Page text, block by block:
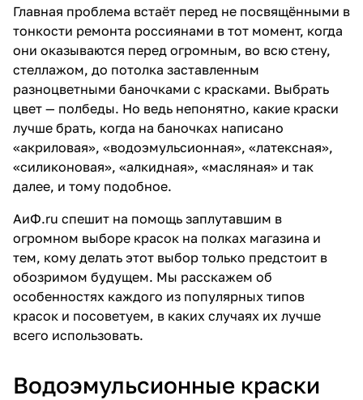
Главная проблема встаёт перед не посвящёнными в
тонкости ремонта россиянами в тот момент, когда
они оказываются перед огромным, во всю стену,
стеллажом, до потолка заставленным
разноцветными баночками с красками. Выбрать
цвет — полбеды. Но ведь непонятно, какие краски
лучше брать, когда на баночках написано
«акриловая», «водоэмульсионная», «латексная»,
«силиконовая», «алкидная», «масляная» и так
далее, и тому подобное.
АиФ.ru спешит на помощь заплутавшим в
огромном выборе красок на полках магазина и
тем, кому делать этот выбор только предстоит в
обозримом будущем. Мы расскажем об
особенностях каждого из популярных типов
красок и посоветуем, в каких случаях их лучше
всего использовать.
Водоэмульсионные краски